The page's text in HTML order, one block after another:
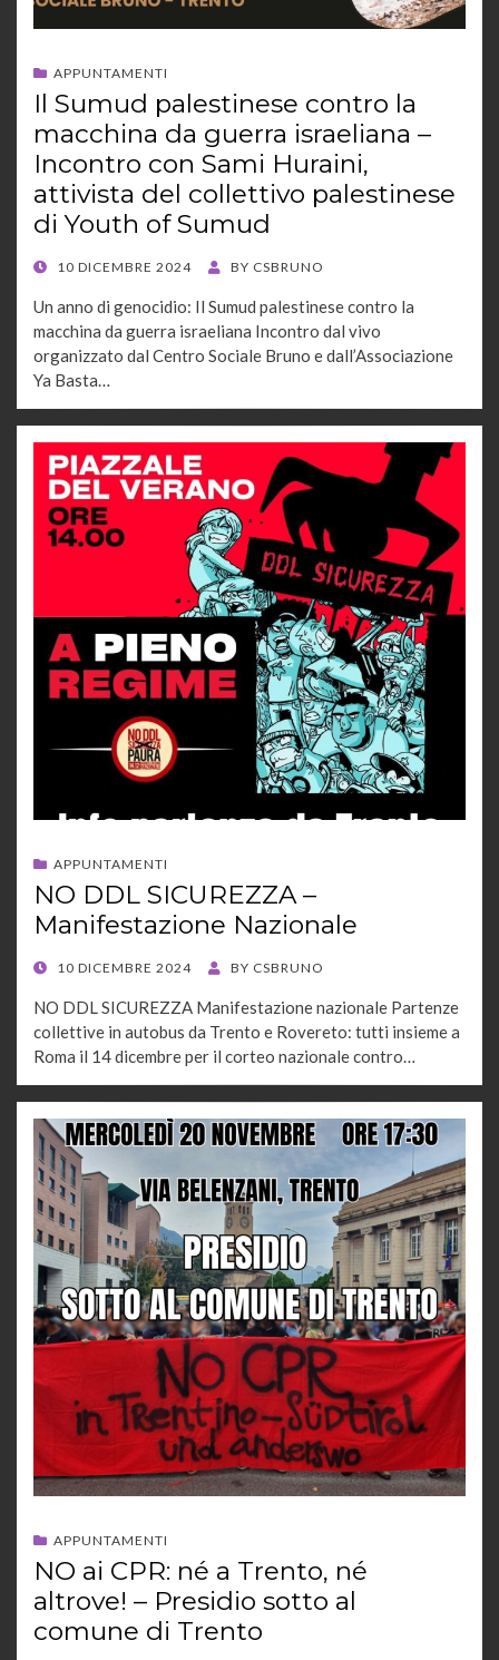
APPUNTAMENTI
Il Sumud palestinese contro la
macchina da guerra israeliana –
Incontro con Sami Huraini,
attivista del collettivo palestinese
di Youth of Sumud
POSTED
10 DICEMBRE 2024 BY CSBRUNO
Un anno di genocidio: Il Sumud palestinese contro la
macchina da guerra israeliana Incontro dal vivo
organizzato dal Centro Sociale Bruno e dall’Associazione
Ya Basta…
APPUNTAMENTI
NO DDL SICUREZZA –
Manifestazione Nazionale
POSTED
10 DICEMBRE 2024 BY CSBRUNO
NO DDL SICUREZZA Manifestazione nazionale Partenze
collettive in autobus da Trento e Rovereto: tutti insieme a
Roma il 14 dicembre per il corteo nazionale contro…
APPUNTAMENTI
NO ai CPR: né a Trento, né
altrove! – Presidio sotto al
comune di Trento